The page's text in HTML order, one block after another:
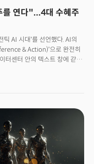
를 연다"...4대 수혜주
AI 시대'를 선언했다. AI의
& Action)'으로 완전히
터센터 안의 텍스트 창에 갇혀
출물이 되는 'AI 팩토리'의
에게 ‘무엇’이 아니라
이다. 이 단순한 것처럼 보이는
면 추론해야 하고, 읽으려면
야 한다.그리고 그 물리적
터가 있다.